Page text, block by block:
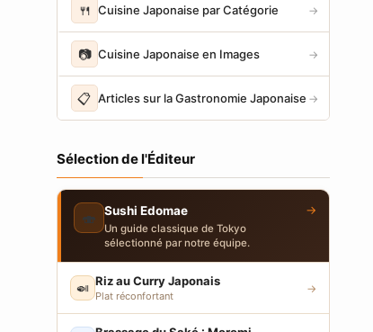
🍴 Cuisine Japonaise par Catégorie →
📷 Cuisine Japonaise en Images →
📋 Articles sur la Gastronomie Japonaise →
Sélection de l'Éditeur
🍣 Sushi Edomae
Un guide classique de Tokyo
sélectionné par notre équipe.
→
🍛 Riz au Curry Japonais
Plat réconfortant
→